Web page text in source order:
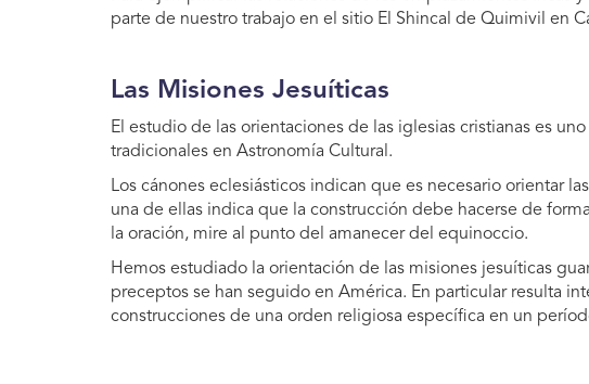
parte de nuestro trabajo en el sitio El Shincal de Quimivil en
Las Misiones Jesuíticas
El estudio de las orientaciones de las iglesias cristianas es
tradicionales en Astronomía Cultural.
Los cánones eclesiásticos indican que es necesario orientar
una de ellas indica que la construcción debe hacerse de
la oración, mire al punto del amanecer del equinoccio.
Hemos estudiado la orientación de las misiones jesuíticas
preceptos se han seguido en América. En particular resulta
construcciones de una orden religiosa específica en un